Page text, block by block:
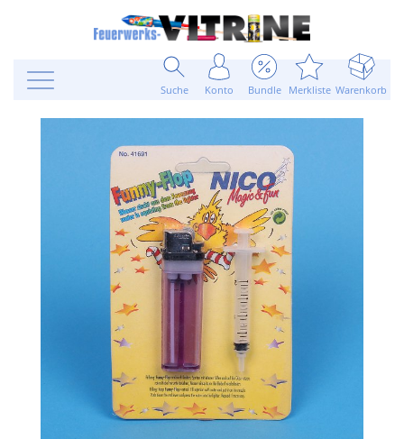
Suche Konto Bundle Merkliste Warenkorb